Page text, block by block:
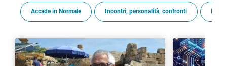
Accade in Normale Incontri, personalità, confronti